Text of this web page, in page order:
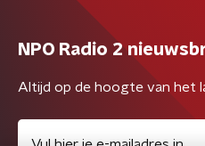
NPO Radio 2
Altijd op de hoogte van het